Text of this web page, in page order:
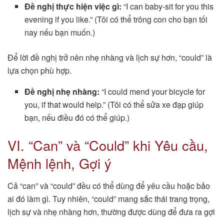
Đề nghị thực hiện việc gì: “I can baby-sit for you this
evening if you like.” (Tôi có thể trông con cho bạn tối
nay nếu bạn muốn.)
Để lời đề nghị trở nên nhẹ nhàng và lịch sự hơn, “could” là
lựa chọn phù hợp.
Đề nghị nhẹ nhàng: “I could mend your bicycle for
you, if that would help.” (Tôi có thể sửa xe đạp giúp
bạn, nếu điều đó có thể giúp.)
VI. “Can” và “Could” khi Yêu cầu,
Mệnh lệnh, Gợi ý
Cả “can” và “could” đều có thể dùng để yêu cầu hoặc bảo
ai đó làm gì. Tuy nhiên, “could” mang sắc thái trang trọng,
lịch sự và nhẹ nhàng hơn, thường được dùng để đưa ra gợi